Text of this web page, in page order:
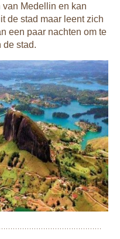
Medellin en kan
de stad maar leent zich
een paar nachten om te
de stad.